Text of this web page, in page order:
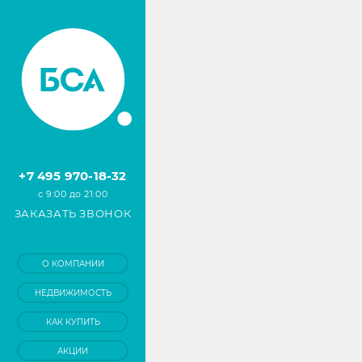
+7 495 970-18-32
с 9:00 до 21:00
ЗАКАЗАТЬ ЗВОНОК
О КОМПАНИИ
НЕДВИЖИМОСТЬ
КАК КУПИТЬ
АКЦИИ